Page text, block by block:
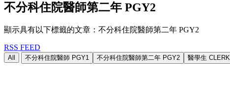
不分科住院醫師第二年 PGY2
顯示具有以下標籤的文章：不分科住院醫師第二年 PGY2
RSS FEED
All 不分科住院醫師 PGY1 不分科住院醫師第二年 PGY2 醫學生 CLERK